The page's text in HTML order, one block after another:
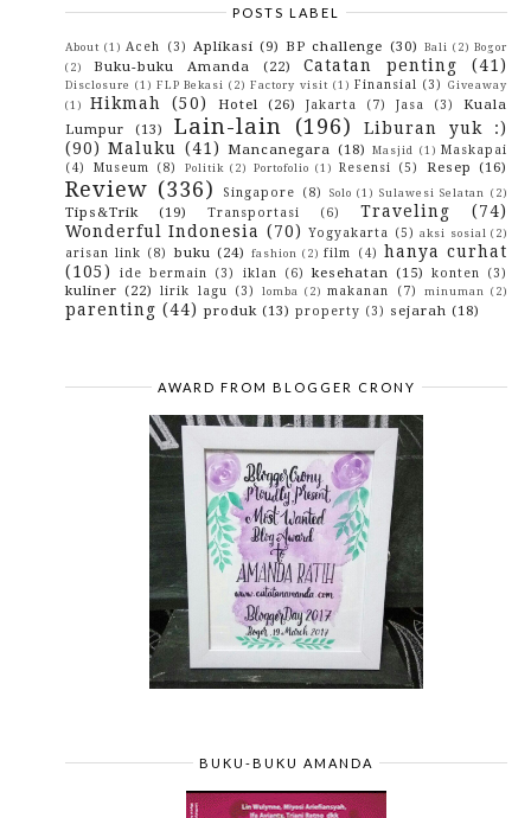
K...
Jenis Pakaian Dalam Wanita Yang Nyaman Digunakan
August(15)
►July (8)
June(5)
►May(12)
► April(12)
►March(10)
►February (10)
►January(10)
►2017(114)
► 2016(142)
►2015 (10)
► 2014(4)
►2013(3)
► (29)
POSTS LABEL
About (1) Aceh (3) Aplikasi (9) BP challenge (30) Bali (2) Bogor
(2)
Buku-buku Amanda (22) Catatan penting (41)
Disclosure (1) FLP Bekasi (2) Factory visit (1) Finansial (3)
Giveaway
(1)
Hikmah (50) Hotel (26) Jakarta (7) Jasa (3)
Kuala
Lumpur
(13) Lain-lain (196)
Liburan yuk :)
(90) Maluku (41) Mancanegara (18) Masjid (1) Maskapai
(4)
Museum (8) Politik (2) Portofolio (1) Resensi (5) Resep (16)
Review (336) Singapore (8) Solo (1) Sulawesi Selatan (2)
Tips&Trik (19) Transportasi (6) Traveling
(74)
Wonderful Indonesia (70) Yogyakarta (5) aksi sosial (2)
arisan link (8) buku (24) fashion (2) film (4) hanya curhat
(105)
ide bermain (3) iklan (6) kesehatan (15) konten (3)
kuliner (22) lirik lagu (3) lomba (2) makanan (7) minuman (2)
parenting (44) produk (13) property (3) sejarah (18)
AWARD FROM BLOGGER CRONY
BUKU-BUKU AMANDA